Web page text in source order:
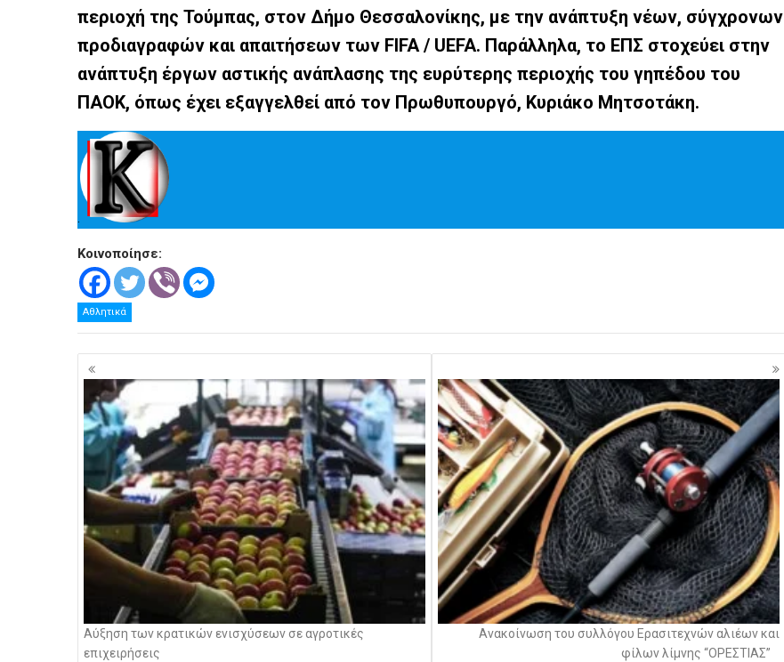
περιοχή της Τούμπας, στον Δήμο Θεσσαλονίκης, με την ανάπτυξη νέων, σύγχρονων
προδιαγραφών και απαιτήσεων των FIFA / UEFA. Παράλληλα, το ΕΠΣ στοχεύει στην
ανάπτυξη έργων αστικής ανάπλασης της ευρύτερης περιοχής του γηπέδου του
ΠΑΟΚ, όπως έχει εξαγγελθεί από τον Πρωθυπουργό, Κυριάκο Μητσοτάκη.
Κοινοποίησε:
Αθλητικά
Πλοήγηση
άρθρων
Αύξηση των κρατικών ενισχύσεων σε αγροτικές
επιχειρήσεις
Ανακοίνωση του συλλόγου Ερασιτεχνών αλιέων και
φίλων λίμνης “ΟΡΕΣΤΙΑΣ”